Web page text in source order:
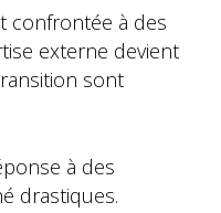
confrontée à des
externe devient
sont
à des
drastiques.